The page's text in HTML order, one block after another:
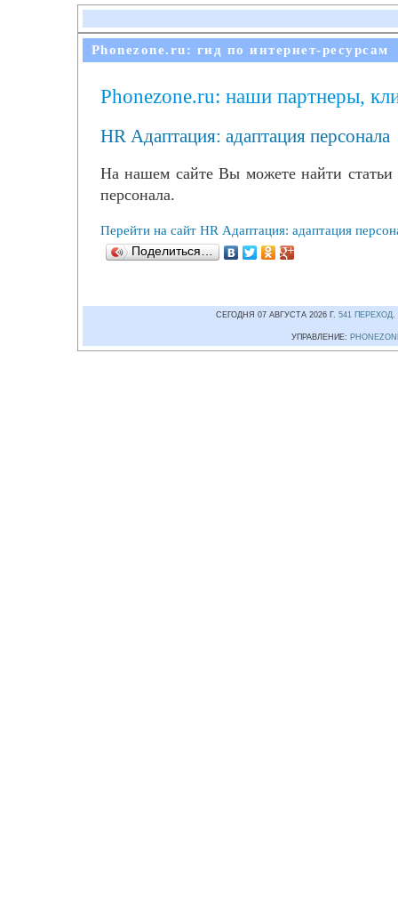
Phonezone.ru: гид по интернет-ресурсам
Phonezone.ru: наши партнеры,
HR Адаптация: адаптация персонала
На нашем сайте Вы можете найти
персонала.
Перейти на сайт HR Адаптация: адаптация
Поделиться…
СЕГОДНЯ 07 АВГУСТА 2026 Г. 541 ПЕРЕХОД.
УПРАВЛЕНИЕ: